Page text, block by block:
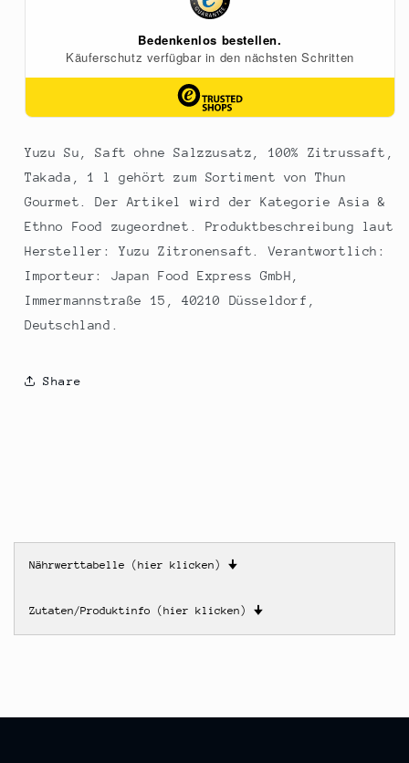
1
l
Yuzu Su, Saft ohne Salzzusatz, 100% Zitrussaft,
Takada, 1 l gehört zum Sortiment von Thun
Gourmet. Der Artikel wird der Kategorie Asia &
Ethno Food zugeordnet. Produktbeschreibung laut
Hersteller: Yuzu Zitronensaft. Verantwortlich:
Importeur: Japan Food Express GmbH,
Immermannstraße 15, 40210 Düsseldorf,
Deutschland.
Share
Nährwerttabelle (hier klicken) 🠋
Zutaten/Produktinfo (hier klicken) 🠋